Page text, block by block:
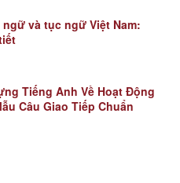
và tục ngữ Việt Nam:
Tiếng Anh Về Hoạt Động
Câu Giao Tiếp Chuẩn